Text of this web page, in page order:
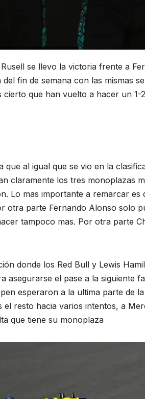
se llevo la victoria frente a
fin de semana con las mismas
que han vuelto a hacer un
al igual que se vio en la
claramente los tres monoplazas
Lo mas importante a remarcar
otra parte Fernando Alonso solo
tampoco mas. Por otra parte
donde los Red Bull y Lewis
asegurarse el pase a la siguiente
esperaron a la ultima parte de
resto hacia varios intentos, a
que tiene su monoplaza